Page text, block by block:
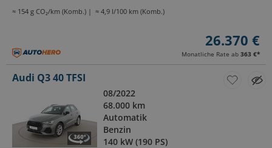
≈ 154 g CO₂/km (Komb.) ≈ 4,9 l/100 km (Komb.)
26.370 €
Monatliche Rate ab 363 €*
Audi Q3 40 TFSI
08/2022
68.000 km
Automatik
Benzin
140 kW (190 PS)